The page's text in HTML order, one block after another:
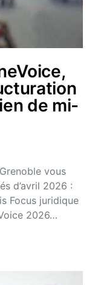
de mi-
vous
d’avril 2026 :
Focus juridique
2026…